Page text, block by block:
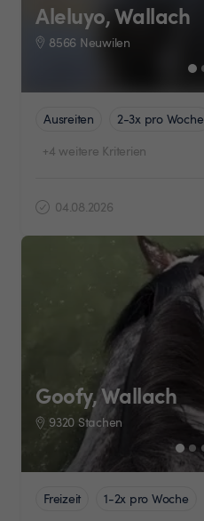
Aleluyo, Wallach
8566 Neuwilen
Ausreiten 2-3x pro Woche
+4 weitere Kriterien
04.08.2026
Goofy, Wallach
9320 Stachen
Freizeit 1-2x pro Woche